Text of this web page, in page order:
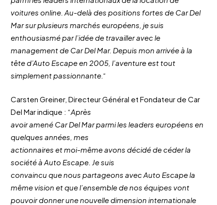
voitures online. Au-delà des positions fortes de Car Del
Mar sur plusieurs marchés européens, je suis
enthousiasmé par l’idée de travailler avec le
management de Car Del Mar. Depuis mon arrivée à la
tête d’Auto Escape en 2005, l’aventure est tout
simplement passionnante.“
Carsten Greiner, Directeur Général et Fondateur de Car
Del Mar indique : “Après
avoir amené Car Del Mar parmi les leaders européens en
quelques années, mes
actionnaires et moi-même avons décidé de céder la
société à Auto Escape. Je suis
convaincu que nous partageons avec Auto Escape la
même vision et que l’ensemble de nos équipes vont
pouvoir donner une nouvelle dimension internationale